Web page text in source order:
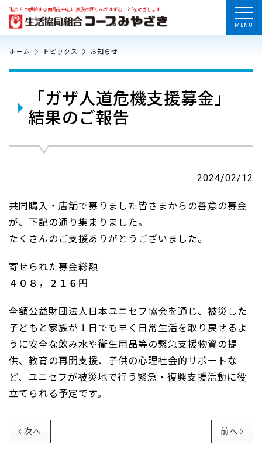
“私たちの供給する商品を中心に家族の団らんがはずむこと”をめざします
MENU
ホーム トピックス お知らせ
「ガザ人道危機支援募金」
結果のご報告
2024/02/12
共同購入・店舗で募りました皆さまからの善意の募金
が、下記の通り集まりました。
たくさんのご支援ありがとうございました。
寄せられた募金総額
４０８，２１６円
全額公益財団法人日本ユニセフ協会を通じ、被災した
子どもと家族が１日でも早く日常生活を取り戻せるよ
うに安全な飲み水や衛生用品等の緊急支援物資の提
供、教育の再開支援、子供の心理社会的サポートな
ど、ユニセフが被災地で行う緊急・復興支援活動に役
立てられる予定です。
次へ 前へ